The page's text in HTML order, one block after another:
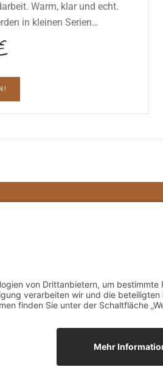
Warm, klar und echt.
in kleinen Serien…
3883359
minden.de